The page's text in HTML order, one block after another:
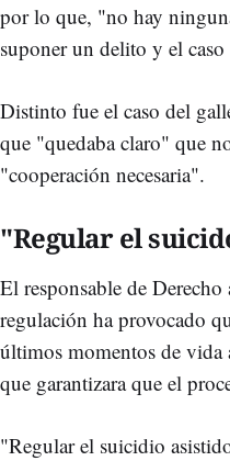
por lo que, "no hay
suponer un delito y el
Distinto fue el caso del
que "quedaba claro" que
"cooperación necesaria".
"Regular el
El responsable de
regulación ha provocado
últimos momentos de vida
que garantizara que el
"Regular el suicidio